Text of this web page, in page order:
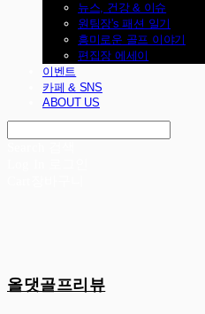
뉴스, 건강 & 이슈
원팀장's 패션 일기
흥미로운 골프 이야기
편집장 에세이
이벤트
카페 & SNS
ABOUT US
올댓골프리뷰